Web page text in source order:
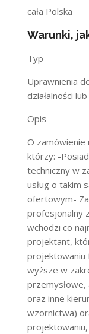
cała Polska
Warunki,
Typ
Uprawnienia
działalności
Opis
O zamówienie
którzy: -
techniczny w
usług o takim
ofertowym-
profesjonalny
wchodzi co
projektant,
projektowaniu
wyższe w
oraz inne
wzornictwa)